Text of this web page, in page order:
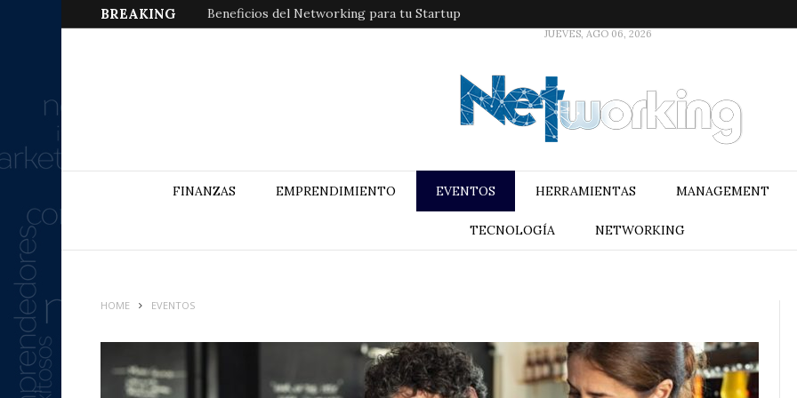
BREAKING Beneficios del Networking para tu Startup
JUEVES, AGO 06, 2026
FINANZAS EMPRENDIMIENTO EVENTOS HERRAMIENTAS MANAGEMENT
TECNOLOGÍA NETWORKING
HOME EVENTOS